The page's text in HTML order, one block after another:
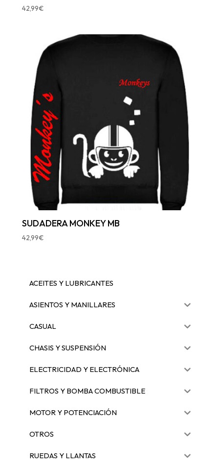
42,99€
SUDADERA MONKEY MB
42,99€
ACEITES Y LUBRICANTES
ASIENTOS Y MANILLARES
CASUAL
CHASIS Y SUSPENSIÓN
ELECTRICIDAD Y ELECTRÓNICA
FILTROS Y BOMBA COMBUSTIBLE
MOTOR Y POTENCIACIÓN
OTROS
RUEDAS Y LLANTAS